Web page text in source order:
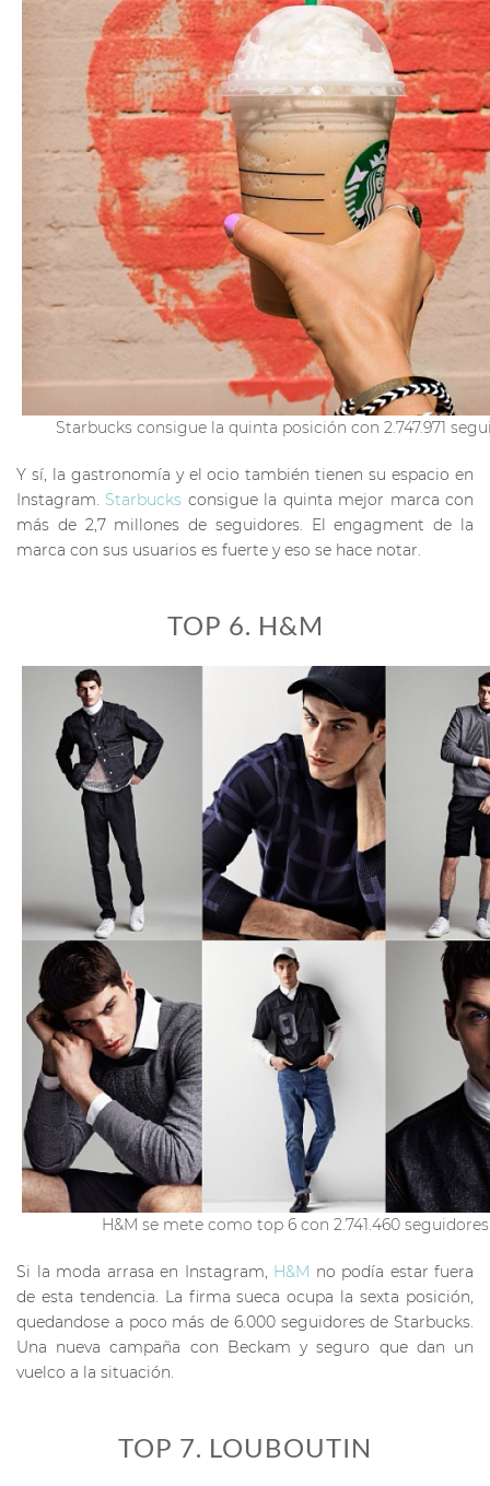
Starbucks consigue la quinta posición con 2.747.971
Y sí, la gastronomía y el ocio también tienen su espacio en
Instagram. Starbucks consigue la quinta mejor marca con
más de 2,7 millones de seguidores. El engagment de la
marca con sus usuarios es fuerte y eso se hace notar.
TOP 6. H&M
H&M se mete como top 6 con 2.741.460 seguidores
Si la moda arrasa en Instagram, H&M no podía estar fuera
de esta tendencia. La firma sueca ocupa la sexta posición,
quedandose a poco más de 6.000 seguidores de Starbucks.
Una nueva campaña con Beckam y seguro que dan un
vuelco a la situación.
TOP 7. LOUBOUTIN